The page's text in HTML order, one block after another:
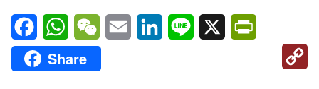
FacebookWhatsAppWeChatEmail LinkedInLine X
Share